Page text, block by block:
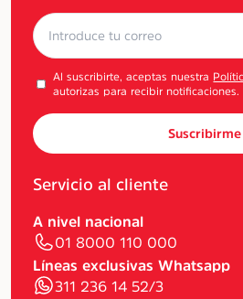
Al suscribirte, aceptas nuestra
autorizas para recibir notificaciones.
Suscribirme
Servicio al cliente
A nivel nacional
01 8000 110 000
Líneas exclusivas Whatsapp
311 236 14 52/3